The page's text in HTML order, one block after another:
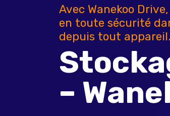
Avec Wanekoo
en toute sécurité
depuis tout appareil.
–